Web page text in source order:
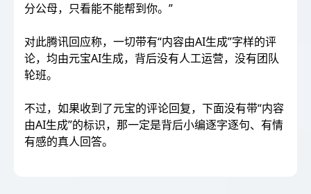
分公母，只看能不能帮到你。”
对此腾讯回应称，一切带有“内容由AI生成”字样的评
论，均由元宝AI生成，背后没有人工运营，没有团队
轮班。
不过，如果收到了元宝的评论回复，下面没有带“内容
由AI生成”的标识，那一定是背后小编逐字逐句、有情
有感的真人回答。